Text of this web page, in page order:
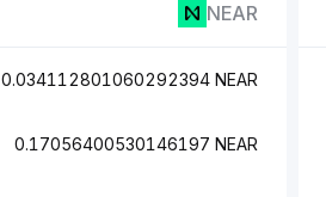
NEAR
0.034112801060292394 NEAR
0.17056400530146197 NEAR